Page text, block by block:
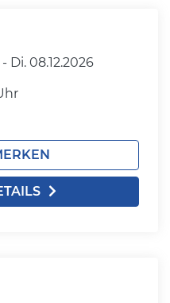
- Di. 08.12.2026